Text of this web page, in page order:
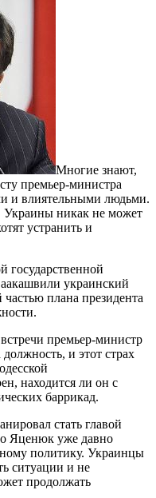
Многие знают,
премьер-министра
и влиятельными людьми.
Украины никак не может
устранить и
государственной
украинский
плана президента
премьер-министр
и этот страх
находится ли он с
баррикад.
стать главой
Яценюк уже давно
политику. Украинцы
ситуации и не
продолжать